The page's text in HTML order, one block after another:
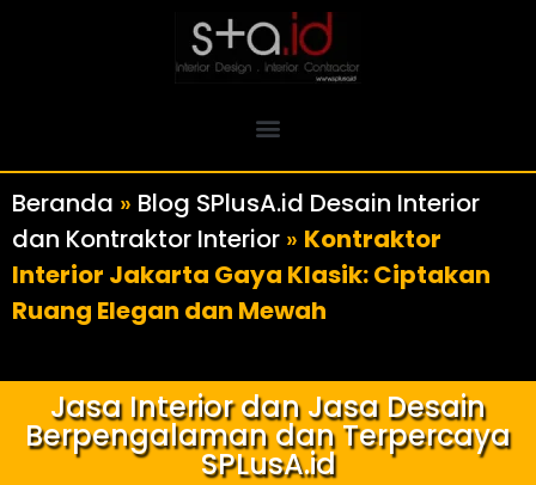
Beranda » Blog SPlusA.id Desain Interior
dan Kontraktor Interior » Kontraktor
Interior Jakarta Gaya Klasik: Ciptakan
Ruang Elegan dan Mewah
Jasa Interior dan Jasa Desain
Berpengalaman dan Terpercaya
SPLusA.id